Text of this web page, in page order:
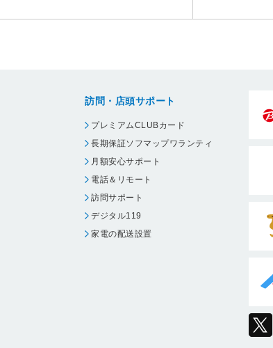
訪問・店頭サポート
プレミアムCLUBカード
長期保証ソフマップワランティ
月額安心サポート
電話＆リモート
訪問サポート
デジタル119
家電の配送設置